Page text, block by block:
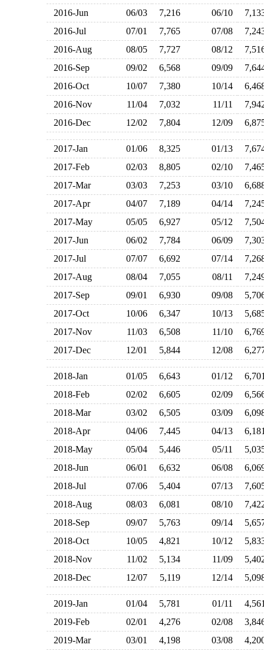
2016-Jun
06/03 7,216 06/10
2016-Jul
07/01 7,765 07/08
2016-Aug
08/05 7,727 08/12
2016-Sep
09/02 6,568 09/09
2016-Oct
10/07 7,380 10/14
2016-Nov
11/04 7,032 11/11
2016-Dec
12/02 7,804 12/09
2017-Jan 01/06 8,325 01/13
2017-Feb
02/03 8,805 02/10
2017-Mar
03/03 7,253 03/10
2017-Apr
04/07 7,189 04/14
2017-May
05/05 6,927 05/12
2017-Jun
06/02 7,784 06/09
2017-Jul
07/07 6,692 07/14
2017-Aug
08/04 7,055 08/11
2017-Sep
09/01 6,930 09/08
2017-Oct
10/06 6,347 10/13
2017-Nov
11/03 6,508 11/10
2017-Dec
12/01 5,844 12/08
2018-Jan 01/05 6,643 01/12
2018-Feb
02/02 6,605 02/09
2018-Mar
03/02 6,505 03/09
2018-Apr
04/06 7,445 04/13
2018-May
05/04 5,446 05/11
2018-Jun
06/01 6,632 06/08
2018-Jul
07/06 5,404 07/13
2018-Aug
08/03 6,081 08/10
2018-Sep
09/07 5,763 09/14
2018-Oct
10/05 4,821 10/12
2018-Nov
11/02 5,134 11/09
2018-Dec
12/07 5,119 12/14
2019-Jan 01/04 5,781 01/11
2019-Feb
02/01 4,276 02/08
2019-Mar
03/01 4,198 03/08